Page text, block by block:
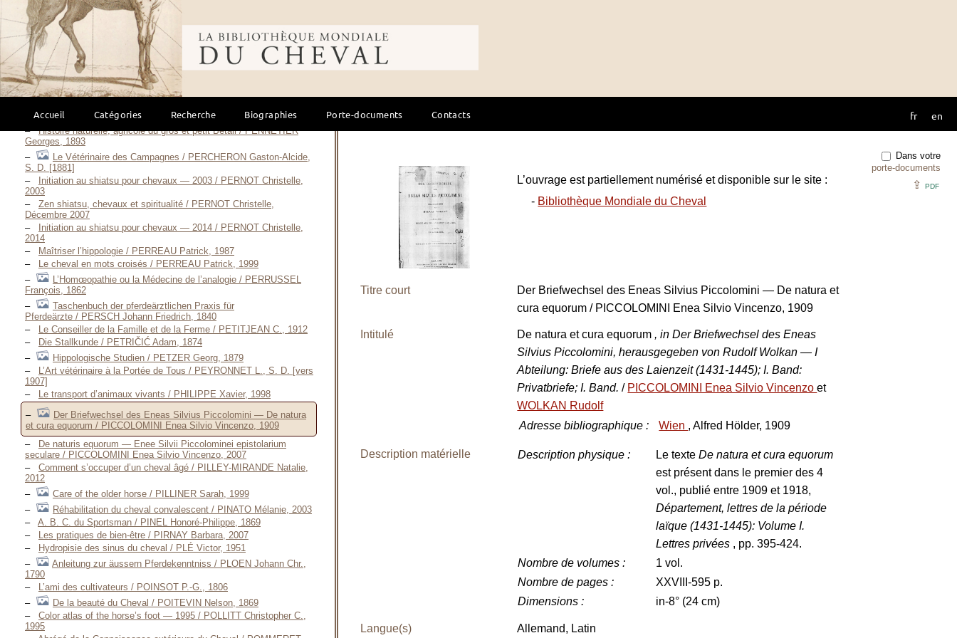
Bibliothèque mondiale du cheval
Accueil Catégories Recherche Biographies Porte-documents Contacts fr en
Stock / PARKINSON Richard, 1810
The complete equine veterinary manual — 1997 / PAVORD
Marcy, 1997
Observations, chiefly practical, on some of the more common
Diseases of the Horse / PEALL Thomas, 1814
Every Man his own Horse, Cattle, and Sheep
Doctor / PEARSON Robert, 1811
Homéopathie et cheval — 1999 / PEKER Jacqueline, 1999
Histoire naturelle, agricole du gros et petit Bétail / PENNETIER
Georges, 1893
Le Vétérinaire des Campagnes / PERCHERON Gaston-Alcide,
S. D. [1881]
Initiation au shiatsu pour chevaux — 2003 / PERNOT Christelle,
2003
Zen shiatsu, chevaux et spiritualité / PERNOT Christelle,
Décembre 2007
Initiation au shiatsu pour chevaux — 2014 / PERNOT Christelle,
2014
Maîtriser l’hippologie / PERREAU Patrick, 1987
Le cheval en mots croisés / PERREAU Patrick, 1999
L’Homœopathie ou la Médecine de l’analogie / PERRUSSEL
François, 1862
Taschenbuch der pferdeärztlichen Praxis für
Pferdeärzte / PERSCH Johann Friedrich, 1840
Le Conseiller de la Famille et de la Ferme / PETITJEAN C., 1912
Die Stallkunde / PETRIČIĆ Adam, 1874
Hippologische Studien / PETZER Georg, 1879
L’Art vétérinaire à la Portée de Tous / PEYRONNET L., S. D. [vers
1907]
Le transport d’animaux vivants / PHILIPPE Xavier, 1998
Der Briefwechsel des Eneas Silvius Piccolomini — De natura
et cura equorum / PICCOLOMINI Enea Silvio Vincenzo, 1909
De naturis equorum — Enee Silvii Piccolominei epistolarium
seculare / PICCOLOMINI Enea Silvio Vincenzo, 2007
Comment s’occuper d’un cheval âgé / PILLEY-MIRANDE Natalie,
2012
Care of the older horse / PILLINER Sarah, 1999
Réhabilitation du cheval convalescent / PINATO Mélanie, 2003
A. B. C. du Sportsman / PINEL Honoré-Philippe, 1869
Les pratiques de bien-être / PIRNAY Barbara, 2007
Hydropisie des sinus du cheval / PLÉ Victor, 1951
Anleitung zur äussern Pferdekenntniss / PLOEN Johann Chr.,
1790
L’ami des cultivateurs / POINSOT P.-G., 1806
De la beauté du Cheval / POITEVIN Nelson, 1869
Color atlas of the horse’s foot — 1995 / POLLITT Christopher C.,
1995
Dans votre
porte-documents
⇪ PDF
L’ouvrage est partiellement numérisé et disponible sur le site :
- Bibliothèque Mondiale du Cheval
Titre court
Der Briefwechsel des Eneas Silvius Piccolomini — De natura et
cura equorum / PICCOLOMINI Enea Silvio Vincenzo, 1909
Intitulé De natura et cura equorum , in Der Briefwechsel des Eneas
Silvius Piccolomini, herausgegeben von Rudolf Wolkan — I
Abteilung: Briefe aus des Laienzeit (1431-1445); I. Band:
Privatbriefe; I. Band./ PICCOLOMINI Enea Silvio Vincenzoet
WOLKAN Rudolf
Adresse bibliographique : Wien , Alfred Hölder, 1909
Description matérielle Description physique : Le texteDe natura et cura equorum
est présent dans le premier des 4
vol., publié entre 1909 et 1918,
Département, lettres de la période
laïque (1431-1445): Volume I.
Lettres privées , pp. 395-424.
Nombre de volumes :
1 vol.
Nombre de pages :
XXVIII-595 p.
Dimensions : in-8° (24 cm)
Langue(s) Allemand, Latin